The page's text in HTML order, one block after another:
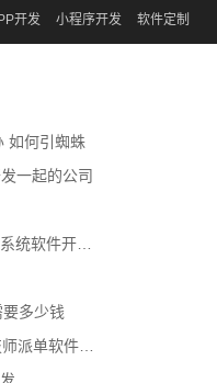
开发 小程序开发 软件定制
如何引蜘蛛
一起的公司
件开发搭建
多少钱
单软件开发